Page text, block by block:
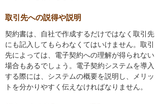
取引先への説得や説明
契約書は、自社で作成するだけではなく取引先
にも記入してもらわなくてはいけません。取引
先によっては、電子契約への理解が得られない
場合もあるでしょう。電子契約システムを導入
する際には、システムの概要を説明し、メリッ
トを分かりやすく伝えなければなりません。